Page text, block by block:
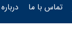
تماس با ما